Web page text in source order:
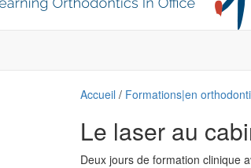
Accueil / Formations|en
Le laser au
Deux jours de formation clinique